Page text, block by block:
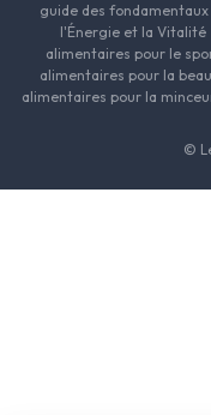
guide des
l'Énergie et la Vitalité
alimentaires pour le
alimentaires pour la
alimentaires pour la
©